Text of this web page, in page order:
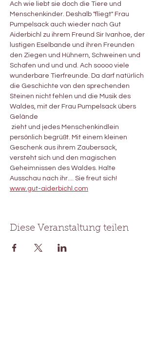
Ach wie liebt sie doch die Tiere und
Menschenkinder. Deshalb "fliegt" Frau
Pumpelsack auch wieder nach Gut
Aiderbichl zu ihrem Freund Sir Ivanhoe, der
lustigen Eselbande und ihren Freunden
den Ziegen und Hühnern, Schweinen und
Schafen und und und. Ach soooo viele
wunderbare Tierfreunde. Da darf natürlich
die Geschichte von den sprechenden
Steinen nicht fehlen und die Musik des
Waldes, mit der Frau Pumpelsack übers
Gelände
persönlich begrüßt. Mit einem kleinen
Geschenk aus ihrem Zaubersack,
versteht sich und den magischen
Geheimnissen des Waldes. Halte
Ausschau nach ihr.... Sie freut sich!
www.gut-aiderbichl.com
Diese Veranstaltung teilen